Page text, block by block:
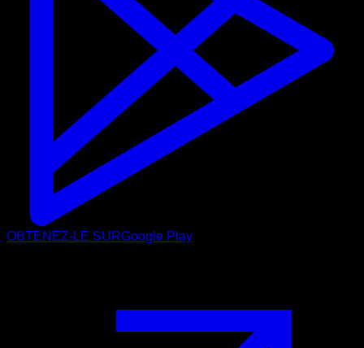
OBTENEZ-LE SURGoogle Play